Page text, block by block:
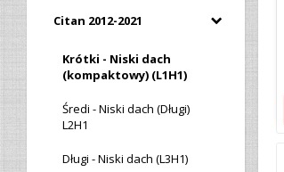
Citan 2012-2021
Krótki - Niski dach
(kompaktowy) (L1H1)
Średi - Niski dach (Długi)
L2H1
Długi - Niski dach (L3H1)